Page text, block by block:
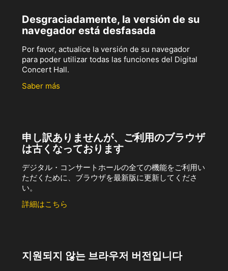
Desgraciadamente, la versión de su
navegador está desfasada
Por favor, actualice la versión de su navegador
para poder utilizar todas las funciones del Digital
Concert Hall.
Saber más
申し訳ありませんが、ご利用のブラウザ
は古くなっております
デジタル・コンサートホールの全ての機能をご利用い
ただくために、ブラウザを最新版に更新してくださ
い。
詳細はこちら
지원되지 않는 브라우저 버전입니다